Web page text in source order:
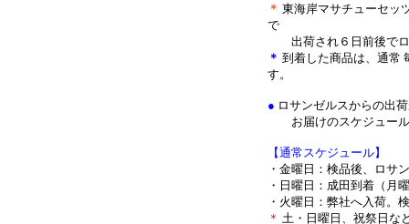
＊ 東海岸マサチューセッ
で
出荷され ６日前後で
＊ 到着した商品は、通常
す。
● ロサンゼルスからの出
お届けのスケジュール
【通常スケジュール】
・金曜日：検品後、ロサ
・日曜日：成田到着（月
・火曜日：弊社へ入荷。
＊ 土・日曜日、祝祭日な